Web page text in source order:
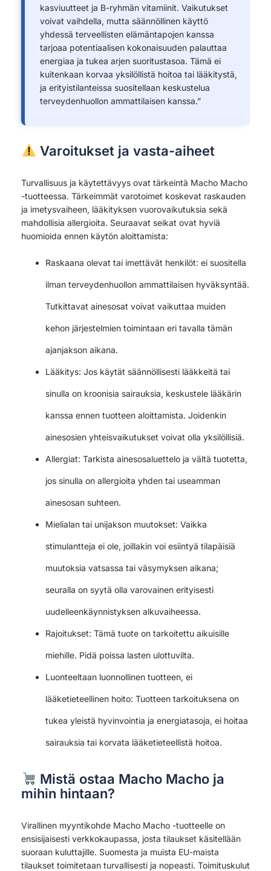
kasviuutteet ja B-ryhmän vitamiinit. Vaikutukset
voivat vaihdella, mutta säännöllinen käyttö
yhdessä terveellisten elämäntapojen kanssa
tarjoaa potentiaalisen kokonaisuuden palauttaa
energiaa ja tukea arjen suoritustasoa. Tämä ei
kuitenkaan korvaa yksilöllistä hoitoa tai lääkitystä,
ja erityistilanteissa suositellaan keskustelua
terveydenhuollon ammattilaisen kanssa.”
Varoitukset ja vasta-aiheet
Turvallisuus ja käytettävyys ovat tärkeintä Macho Macho
-tuotteessa. Tärkeimmät varotoimet koskevat raskauden
ja imetysvaiheen, lääkityksen vuorovaikutuksia sekä
mahdollisia allergioita. Seuraavat seikat ovat hyviä
huomioida ennen käytön aloittamista:
Raskaana olevat tai imettävät henkilöt: ei suositella
ilman terveydenhuollon ammattilaisen hyväksyntää.
Tutkittavat ainesosat voivat vaikuttaa muiden
kehon järjestelmien toimintaan eri tavalla tämän
ajanjakson aikana.
Lääkitys: Jos käytät säännöllisesti lääkkeitä tai
sinulla on kroonisia sairauksia, keskustele lääkärin
kanssa ennen tuotteen aloittamista. Joidenkin
ainesosien yhteisvaikutukset voivat olla yksilöllisiä.
Allergiat: Tarkista ainesosaluettelo ja vältä tuotetta,
jos sinulla on allergioita yhden tai useamman
ainesosan suhteen.
Mielialan tai unijakson muutokset: Vaikka
stimulantteja ei ole, joillakin voi esiintyä tilapäisiä
muutoksia vatsassa tai väsymyksen aikana;
seuralla on syytä olla varovainen erityisesti
uudelleenkäynnistyksen alkuvaiheessa.
Rajoitukset: Tämä tuote on tarkoitettu aikuisille
miehille. Pidä poissa lasten ulottuvilta.
Luonteeltaan luonnollinen tuotteen, ei
lääketieteellinen hoito: Tuotteen tarkoituksena on
tukea yleistä hyvinvointia ja energiatasoja, ei hoitaa
sairauksia tai korvata lääketieteellistä hoitoa.
Mistä ostaa Macho Macho ja
mihin hintaan?
Virallinen myyntikohde Macho Macho -tuotteelle on
ensisijaisesti verkkokaupassa, josta tilaukset käsitellään
suoraan kuluttajille. Suomesta ja muista EU-maista
tilaukset toimitetaan turvallisesti ja nopeasti. Toimituskulut